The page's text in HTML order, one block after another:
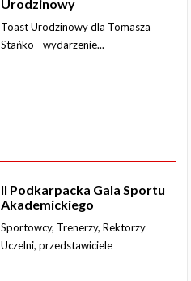
Urodzinowy
Toast Urodzinowy dla Tomasza
Stańko - wydarzenie...
II Podkarpacka Gala Sportu
Akademickiego
Sportowcy, Trenerzy, Rektorzy
Uczelni, przedstawiciele